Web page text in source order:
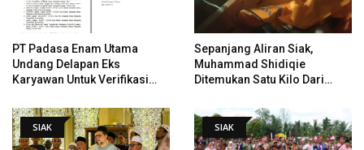
PT Padasa Enam Utama
Undang Delapan Eks
Karyawan Untuk Verifikasi
PHI
Sepanjang Aliran Siak,
Muhammad Shidiqie
Ditemukan Satu Kilo Dari
SIAK SIAK